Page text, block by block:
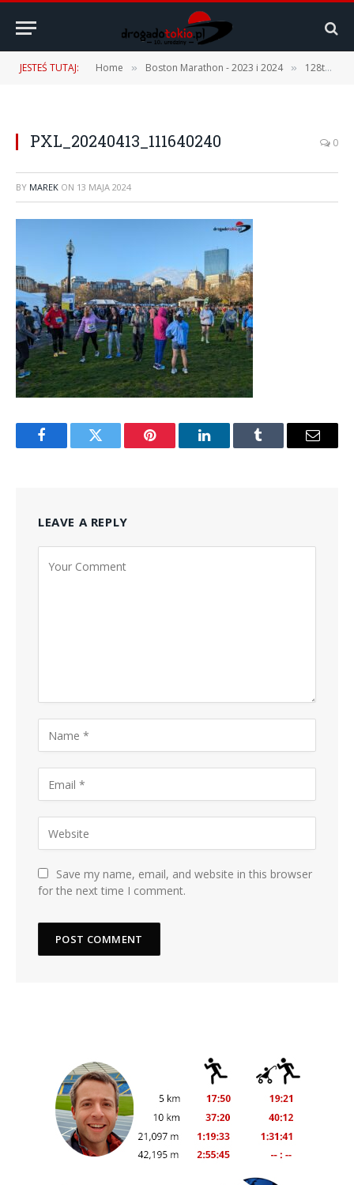
JESTEŚ TUTAJ: Home » Boston Marathon - 2023 i 2024 » 128th Boston Marathon – 15.04.2024 r. [2 część – B.A.A. 5K]
PXL_20240413_111640240 0
BY MAREK ON 13 MAJA 2024
FacebookTwitter Pinterest LinkedInTumblr Email
LEAVE A REPLY
Save my name, email, and website in this browser
for the next time I comment.